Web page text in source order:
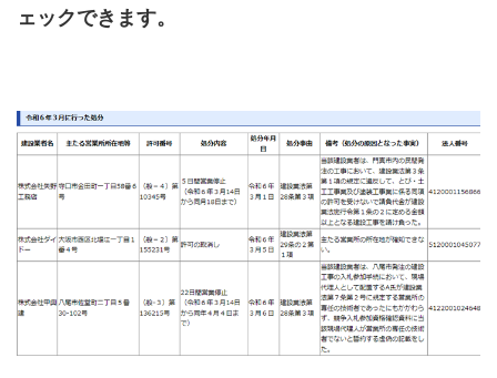
ェックできます。